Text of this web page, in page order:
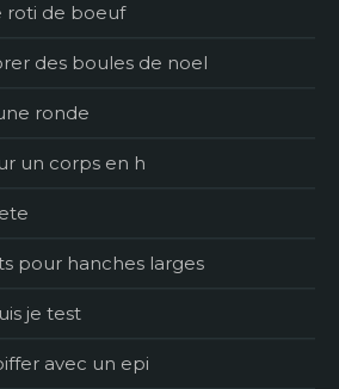
roti de boeuf
des boules de noel
ronde
un corps en h
pour hanches larges
je test
avec un epi